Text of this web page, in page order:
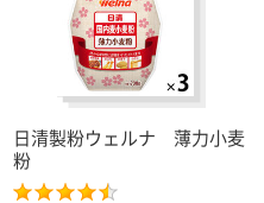
日清製粉ウェルナ 薄力小麦
粉